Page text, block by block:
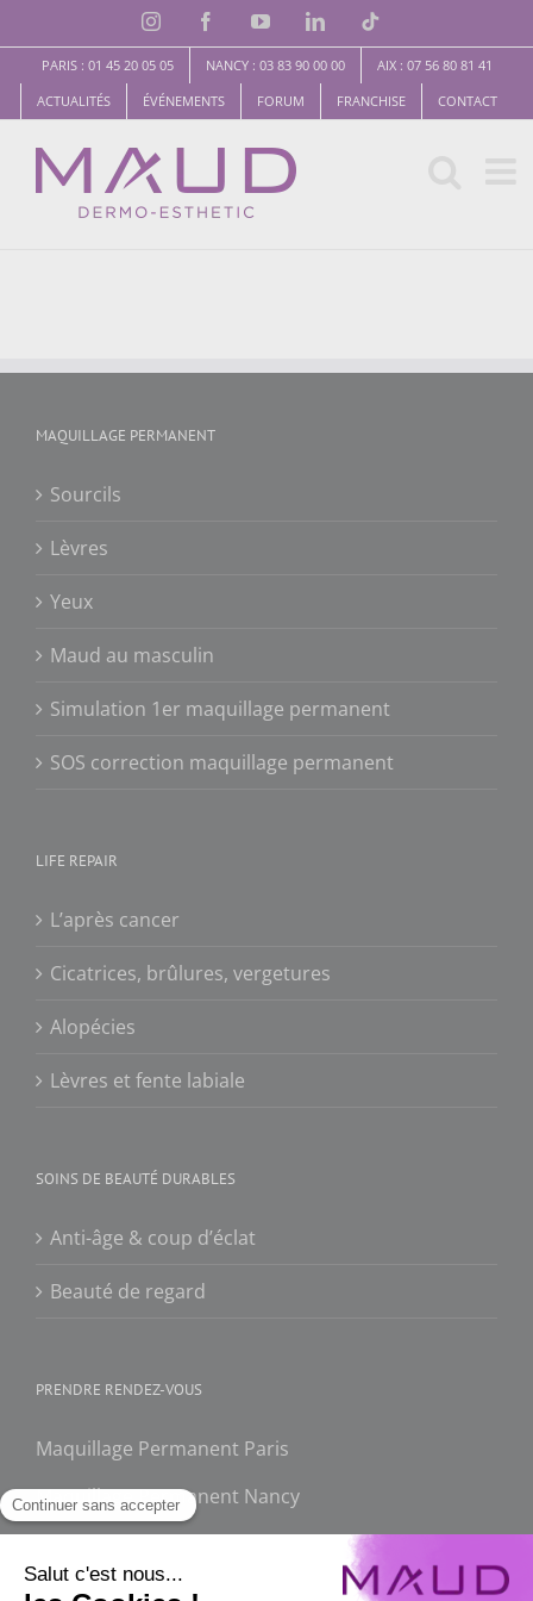
to
content
InstagramFacebookYouTubeLinkedInTikTok
PARIS : 01 45 20 05 05 NANCY : 03 83 90 00 00
AIX : 07 56 80 81 41
ACTUALITÉS
ÉVÉNEMENTS FORUM FRANCHISE CONTACT
MAQUILLAGE PERMANENT
Sourcils
Lèvres
Yeux
Maud au masculin
Simulation 1er maquillage permanent
SOS correction maquillage permanent
LIFE REPAIR
L’après cancer
Cicatrices, brûlures, vergetures
Alopécies
Lèvres et fente labiale
SOINS DE BEAUTÉ DURABLES
Anti-âge & coup d’éclat
Beauté de regard
PRENDRE RENDEZ-VOUS
Maquillage Permanent Paris
Maquillage Permanent Nancy
FAQ